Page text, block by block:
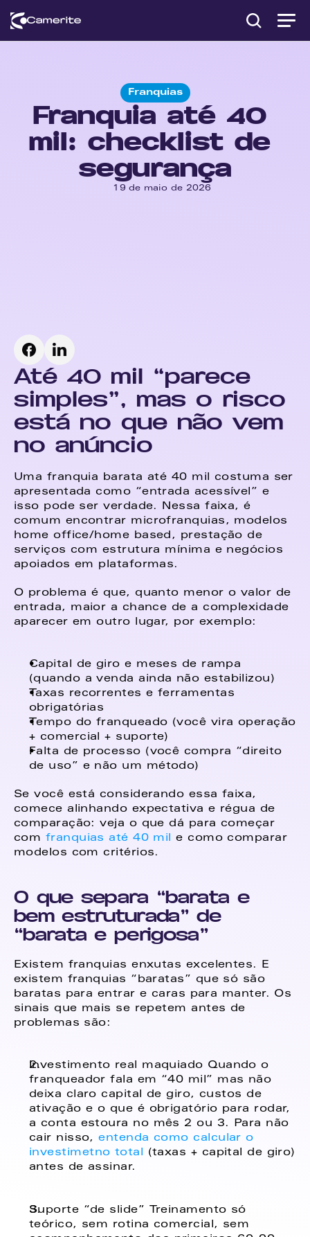
Franquias
Franquia até 40
mil: checklist de
segurança
19 de maio de 2026
Até 40 mil “parece
simples”, mas o risco
está no que não vem
no anúncio
Uma franquia barata até 40 mil costuma ser
apresentada como “entrada acessível” e
isso pode ser verdade. Nessa faixa, é
comum encontrar microfranquias, modelos
home office/home based, prestação de
serviços com estrutura mínima e negócios
apoiados em plataformas.
O problema é que, quanto menor o valor de
entrada, maior a chance de a complexidade
aparecer em outro lugar, por exemplo:
Capital de giro e meses de rampa
(quando a venda ainda não estabilizou)
Taxas recorrentes e ferramentas
obrigatórias
Tempo do franqueado (você vira operação
+ comercial + suporte)
Falta de processo (você compra “direito
de uso” e não um método)
Se você está considerando essa faixa,
comece alinhando expectativa e régua de
comparação: veja o que dá para começar
com franquias até 40 mil e como comparar
modelos com critérios.
O que separa “barata e
bem estruturada” de
“barata e perigosa”
Existem franquias enxutas excelentes. E
existem franquias “baratas” que só são
baratas para entrar e caras para manter. Os
sinais que mais se repetem antes de
problemas são:
Investimento real maquiado Quando o
franqueador fala em “40 mil” mas não
deixa claro capital de giro, custos de
ativação e o que é obrigatório para rodar,
a conta estoura no mês 2 ou 3. Para não
cair nisso, entenda como calcular o
investimetno total (taxas + capital de giro)
antes de assinar.
Suporte “de slide” Treinamento só
teórico, sem rotina comercial, sem